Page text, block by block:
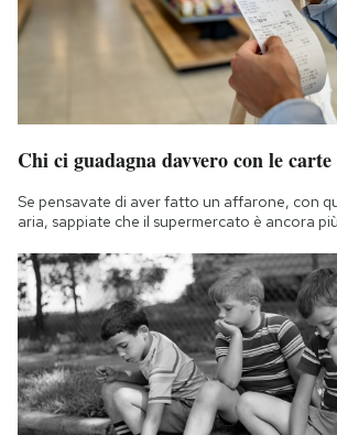
Chi ci guadagna davvero con le
Se pensavate di aver fatto un affarone, con
aria, sappiate che il supermercato è ancora